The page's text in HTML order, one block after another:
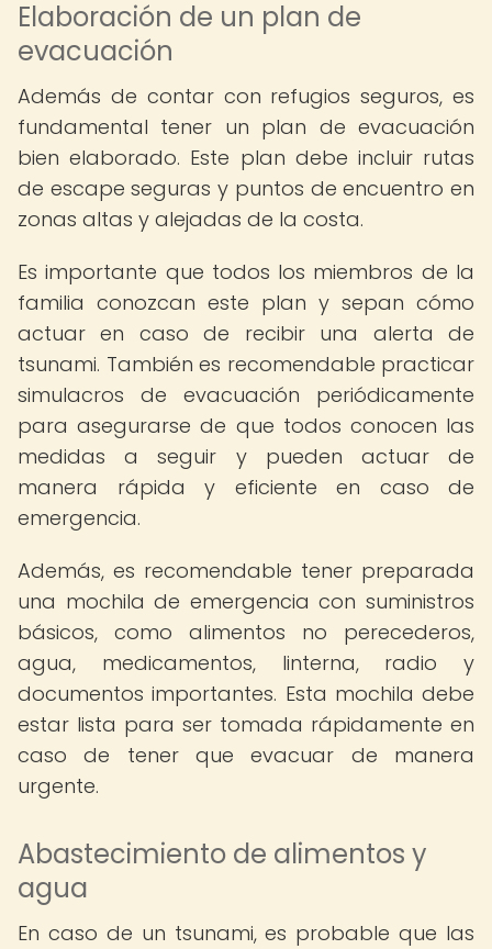
Elaboración de un plan de
evacuación
Además de contar con refugios seguros, es
fundamental tener un plan de evacuación
bien elaborado. Este plan debe incluir rutas
de escape seguras y puntos de encuentro en
zonas altas y alejadas de la costa.
Es importante que todos los miembros de la
familia conozcan este plan y sepan cómo
actuar en caso de recibir una alerta de
tsunami. También es recomendable practicar
simulacros de evacuación periódicamente
para asegurarse de que todos conocen las
medidas a seguir y pueden actuar de
manera rápida y eficiente en caso de
emergencia.
Además, es recomendable tener preparada
una mochila de emergencia con suministros
básicos, como alimentos no perecederos,
agua, medicamentos, linterna, radio y
documentos importantes. Esta mochila debe
estar lista para ser tomada rápidamente en
caso de tener que evacuar de manera
urgente.
Abastecimiento de alimentos y
agua
En caso de un tsunami, es probable que las